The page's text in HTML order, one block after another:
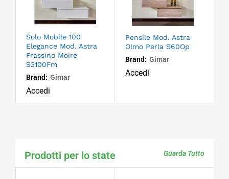
Solo Mobile 100
Elegance Mod. Astra
Frassino Moire
S3100Fm
Brand: Gimar
Accedi
Pensile Mod. Astra
Olmo Perla S60Op
Brand: Gimar
Accedi
Prodotti per lo state Guarda Tutto